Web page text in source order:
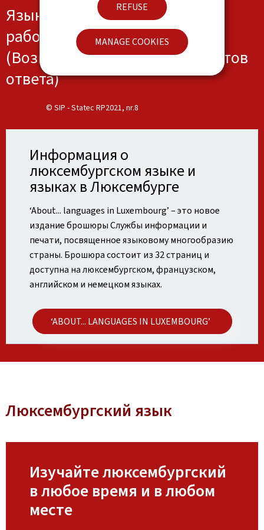
REFUSE
MANAGE COOKIES
Языки, на которых говорят на
работе, в школе и/или дома
(Возможны несколько вариантов
ответа)
© SIP - Statec RP2021, nr.8
Информация о
люксембургском языке и
языках в Люксембурге
‘About... languages in Luxembourg’ – это новое
издание брошюры Службы информации и
печати, посвященное языковому многообразию
страны. Брошюра состоит из 32 страниц и
доступна на люксембургском, французском,
английском и немецком языках.
‘ABOUT... LANGUAGES IN LUXEMBOURG’
Люксембургский язык
Изучайте люксембургский
в любое время и в любом
месте